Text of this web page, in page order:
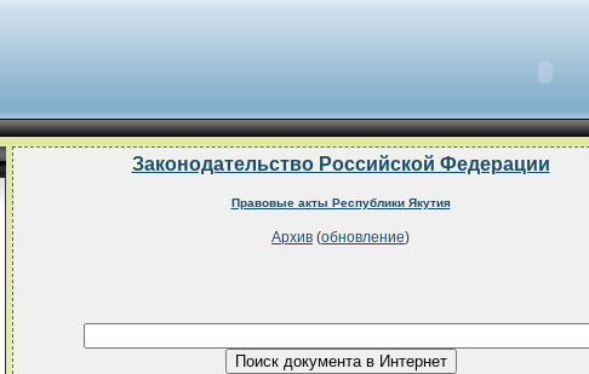
Законодательство Российской Федерации
Правовые акты Республики Якутия
Архив (обновление)